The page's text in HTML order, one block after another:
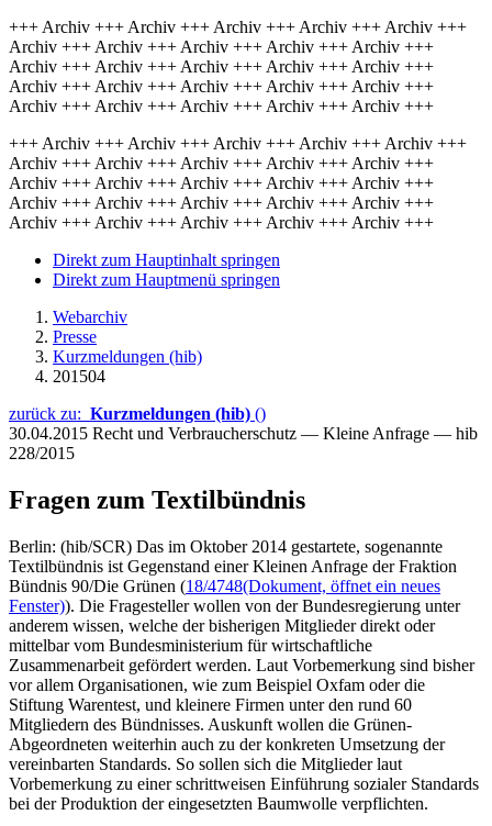
+++ Archiv +++ Archiv +++ Archiv +++ Archiv +++ Archiv +++
Archiv +++ Archiv +++ Archiv +++ Archiv +++ Archiv +++
Archiv +++ Archiv +++ Archiv +++ Archiv +++ Archiv +++
Archiv +++ Archiv +++ Archiv +++ Archiv +++ Archiv +++
Archiv +++ Archiv +++ Archiv +++ Archiv +++ Archiv +++
+++ Archiv +++ Archiv +++ Archiv +++ Archiv +++ Archiv +++
Archiv +++ Archiv +++ Archiv +++ Archiv +++ Archiv +++
Archiv +++ Archiv +++ Archiv +++ Archiv +++ Archiv +++
Archiv +++ Archiv +++ Archiv +++ Archiv +++ Archiv +++
Archiv +++ Archiv +++ Archiv +++ Archiv +++ Archiv +++
Direkt zum Hauptinhalt springen
Direkt zum Hauptmenü springen
Webarchiv
Presse
Kurzmeldungen (hib)
201504
zurück zu: Kurzmeldungen (hib) ()
30.04.2015 Recht und Verbraucherschutz — Kleine Anfrage — hib
228/2015
Fragen zum Textilbündnis
Berlin: (hib/SCR) Das im Oktober 2014 gestartete, sogenannte
Textilbündnis ist Gegenstand einer Kleinen Anfrage der Fraktion
Bündnis 90/Die Grünen (18/4748(Dokument, öffnet ein neues
Fenster)). Die Fragesteller wollen von der Bundesregierung unter
anderem wissen, welche der bisherigen Mitglieder direkt oder
mittelbar vom Bundesministerium für wirtschaftliche
Zusammenarbeit gefördert werden. Laut Vorbemerkung sind bisher
vor allem Organisationen, wie zum Beispiel Oxfam oder die
Stiftung Warentest, und kleinere Firmen unter den rund 60
Mitgliedern des Bündnisses. Auskunft wollen die Grünen-
Abgeordneten weiterhin auch zu der konkreten Umsetzung der
vereinbarten Standards. So sollen sich die Mitglieder laut
Vorbemerkung zu einer schrittweisen Einführung sozialer Standards
bei der Produktion der eingesetzten Baumwolle verpflichten.